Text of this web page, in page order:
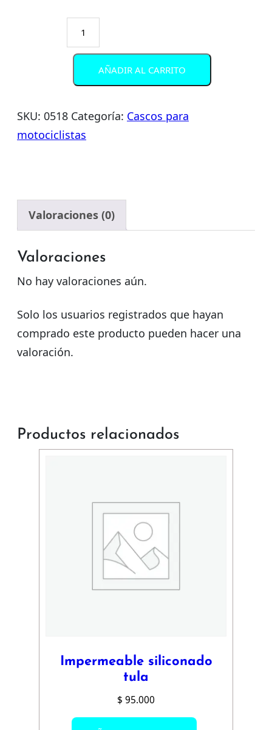
Manillar
Estilo
Progrip
cantidad
AÑADIR AL CARRITO
SKU: 0518 Categoría: Cascos para
motociclistas
Valoraciones (0)
Valoraciones
No hay valoraciones aún.
Solo los usuarios registrados que hayan
comprado este producto pueden hacer una
valoración.
Productos relacionados
Impermeable siliconado
tula
$ 95.000